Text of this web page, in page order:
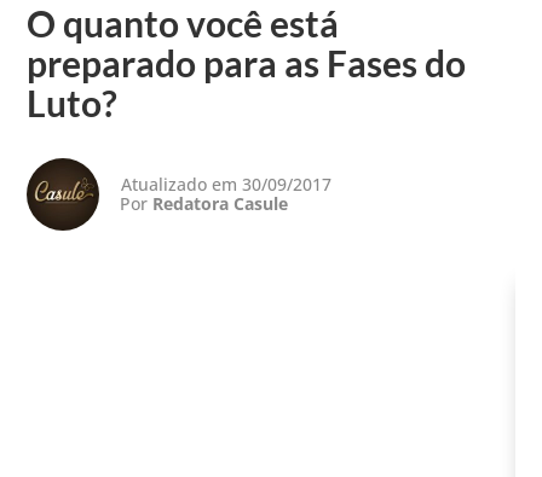
O quanto você está
preparado para as Fases do
Luto?
Atualizado em 30/09/2017
Por Redatora Casule